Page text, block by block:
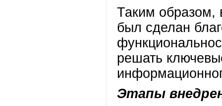
Таким образом,
был сделан
решать
Этапы